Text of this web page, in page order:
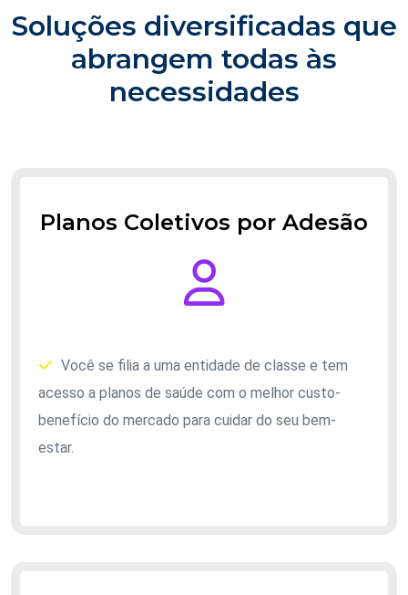
Soluções diversificadas que
abrangem todas às
necessidades
Planos Coletivos por Adesão
Você se filia a uma entidade de classe e tem
acesso a planos de saúde com o melhor custo-
benefício do mercado para cuidar do seu bem-
estar.